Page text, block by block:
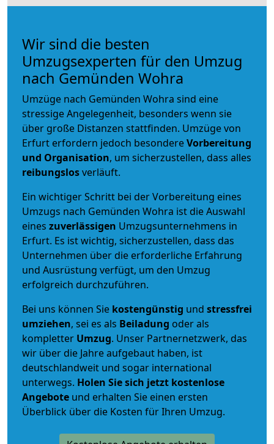
Wir sind die besten
Umzugsexperten für den Umzug
nach Gemünden Wohra
Umzüge nach Gemünden Wohra sind eine
stressige Angelegenheit, besonders wenn sie
über große Distanzen stattfinden. Umzüge von
Erfurt erfordern jedoch besondereVorbereitung
und Organisation, um sicherzustellen, dass alles
reibungslosverläuft.
Ein wichtiger Schritt bei der Vorbereitung eines
Umzugs nach Gemünden Wohra ist die Auswahl
eines zuverlässigen Umzugsunternehmens in
Erfurt. Es ist wichtig, sicherzustellen, dass das
Unternehmen über die erforderliche Erfahrung
und Ausrüstung verfügt, um den Umzug
erfolgreich durchzuführen.
Bei uns können Sie kostengünstig und stressfrei
umziehen, sei es als Beiladung oder als
kompletter Umzug. Unser Partnernetzwerk, das
wir über die Jahre aufgebaut haben, ist
deutschlandweit und sogar international
unterwegs. Holen Sie sich jetzt kostenlose
Angebote und erhalten Sie einen ersten
Überblick über die Kosten für Ihren Umzug.